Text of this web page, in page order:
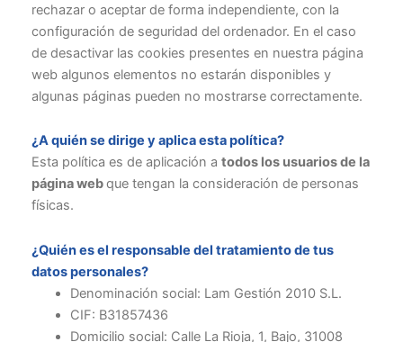
rechazar o aceptar de forma independiente, con la
configuración de seguridad del ordenador. En el caso
de desactivar las cookies presentes en nuestra página
web algunos elementos no estarán disponibles y
algunas páginas pueden no mostrarse correctamente.
¿A quién se dirige y aplica esta política?
Esta política es de aplicación a todos los usuarios de la
página webque tengan la consideración de personas
físicas.
¿Quién es el responsable del tratamiento de tus
datos personales?
Denominación social: Lam Gestión 2010 S.L.
CIF: B31857436
Domicilio social: Calle La Rioja, 1, Bajo, 31008